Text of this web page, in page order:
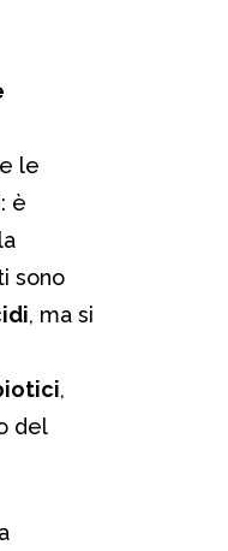
le
è
sono
, ma si
,
del